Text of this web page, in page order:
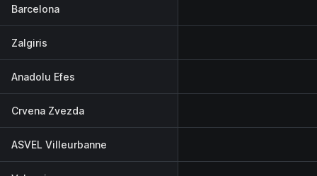
Barcelona
Zalgiris
Anadolu Efes
Crvena Zvezda
ASVEL Villeurbanne